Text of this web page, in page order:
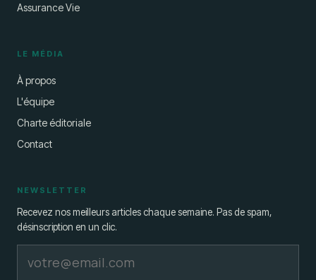
Assurance Vie
LE MÉDIA
À propos
L'équipe
Charte éditoriale
Contact
NEWSLETTER
Recevez nos meilleurs articles chaque semaine. Pas de spam,
désinscription en un clic.